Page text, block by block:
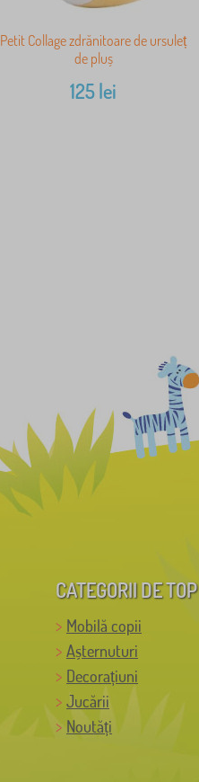
Petit Collage zdrănitoare de ursuleț
de pluș
125lei
CATEGORII DE TOP
Mobilă copii
Așternuturi
Decorațiuni
Jucării
Noutăți